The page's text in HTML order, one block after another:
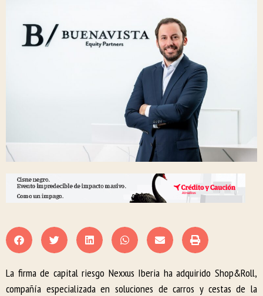
La firma de capital riesgo Nexxus Iberia ha adquirido Shop&Roll,
compañía especializada en soluciones de carros y cestas de la